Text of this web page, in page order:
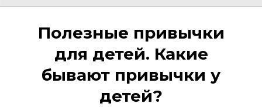
Полезные привычки
для детей. Какие
бывают привычки у
детей?